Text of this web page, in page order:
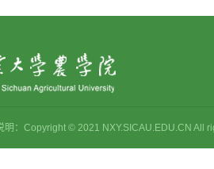
：Copyright © 2021 NXY.SICAU.EDU.CN All